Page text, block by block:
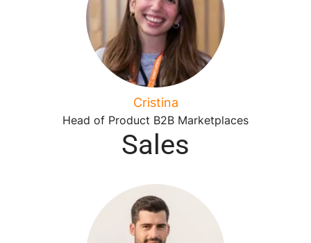
Cristina
Head of Product B2B Marketplaces
Sales